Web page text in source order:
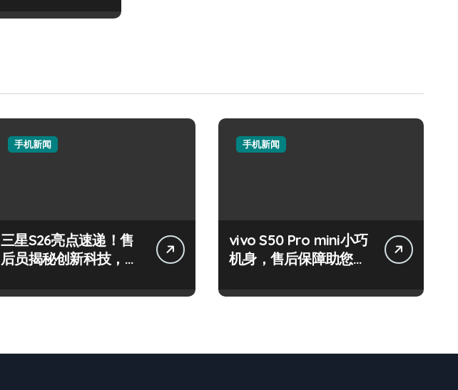
手机新闻
三星S26亮点速递！售
后员揭秘创新科技，玩
手机新闻
vivo S50 Pro mini小巧
机身，售后保障助您随